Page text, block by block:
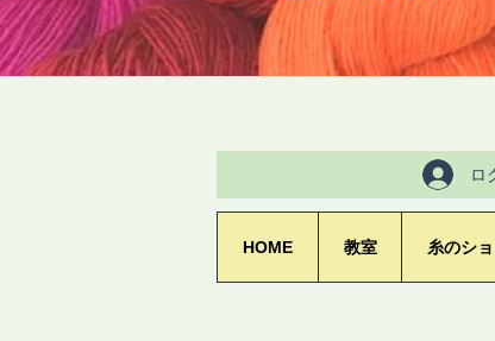
ロ
HOME 教室 糸のシ